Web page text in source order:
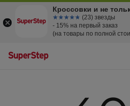
Кроссовки и не
☆☆☆☆☆
★★★★★ (23) звезды
- 15% на первый заказ
(на товары по полной